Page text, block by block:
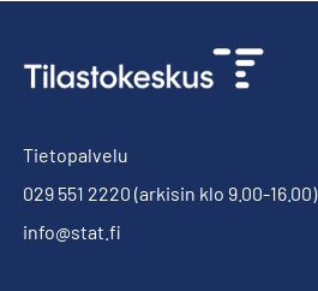
Tietopalvelu
029 551 2220 (arkisin klo 9.00-16.00)
info@stat.fi